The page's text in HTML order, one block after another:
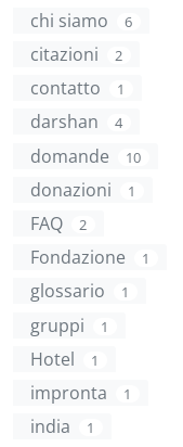
chi siamo 6
citazioni 2
contatto 1
darshan 4
domande 10
donazioni 1
FAQ 2
Fondazione 1
glossario 1
gruppi 1
Hotel 1
impronta 1
india 1